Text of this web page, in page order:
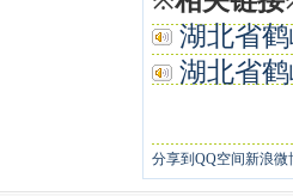
湖北省
湖北省
分享到 QQ空间新浪微